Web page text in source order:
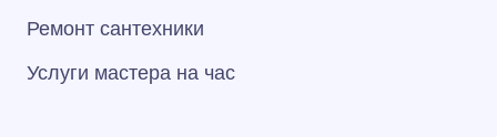
Ремонт сантехники
Услуги мастера на час